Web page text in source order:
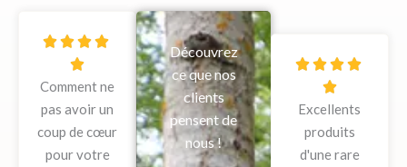
   

N
o
t
é
5
s
Comment ne
pas avoir un
coup de cœur
pour votre
Découvrez
ce que nos
clients
pensent de
nous !
   

N
o
t
é
5
Excellents
produits
d'une rare